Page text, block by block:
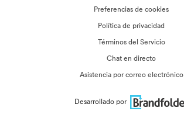
Preferencias de cookies
Política de privacidad
Términos del Servicio
Chat en directo
Asistencia por correo electrónico
Desarrollado por